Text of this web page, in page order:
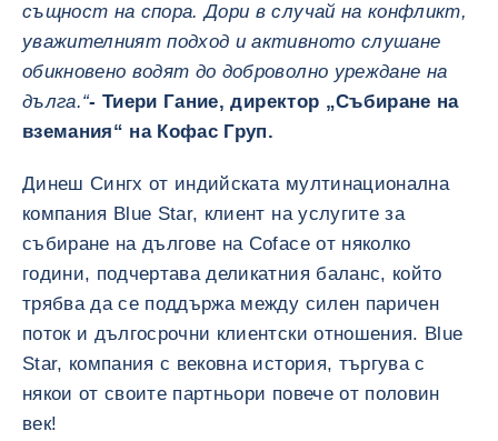
същност на спора. Дори в случай на конфликт,
уважителният подход и активното слушане
обикновено водят до доброволно уреждане на
дълга.“- Тиери Гание, директор „Събиране на
вземания“ на Кофас Груп.
Динеш Сингх от индийската мултинационална
компания Blue Star, клиент на услугите за
събиране на дългове на Coface от няколко
години, подчертава деликатния баланс, който
трябва да се поддържа между силен паричен
поток и дългосрочни клиентски отношения. Blue
Star, компания с вековна история, търгува с
някои от своите партньори повече от половин
век!